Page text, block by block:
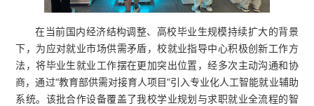
在当前国内经济结构调整、高校毕业生规模持续扩大的背景
下，为应对就业市场供需矛盾，校就业指导中心积极创新工作方
法，将毕业生就业工作摆在更加突出位置，经多次主动沟通和协
商，通过“教育部供需对接育人项目”引入专业化人工智能就业辅助
系统。该批合作设备覆盖了我校学业规划与求职就业全流程的智